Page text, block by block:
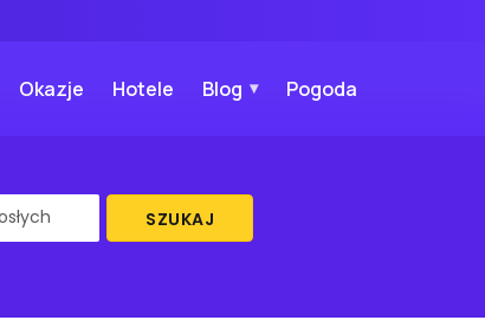
Okazje Hotele Blog Pogoda
SZUKAJ